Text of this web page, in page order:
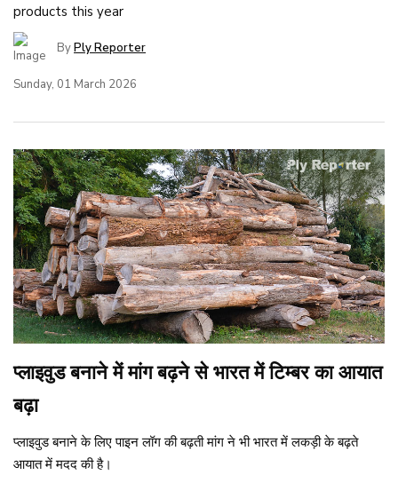
products this year
ByPly Reporter
Sunday, 01 March 2026
प्लाइवुड बनाने में मांग बढ़ने से भारत में टिम्बर का आयात
बढ़ा
प्लाइवुड बनाने के लिए पाइन लॉग की बढ़ती मांग ने भी भारत में लकड़ी के बढ़ते
आयात में मदद की है।